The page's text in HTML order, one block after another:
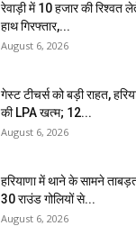
रेवाड़ी में 10 हजार की रिश्वत
हाथ गिरफ्तार,...
August 6, 2026
गेस्ट टीचर्स को बड़ी राहत,
की LPA खत्म; 12...
August 6, 2026
हरियाणा में थाने के सामने
30 राउंड गोलियों से...
August 6, 2026